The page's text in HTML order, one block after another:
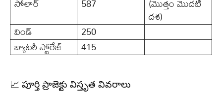
సోలార్
587 (మొత్తం మొదటి
దశ)
విండ్
250
బ్యాటరీ స్టోరేజ్
415
📈 పూర్తి ప్రాజెక్టు విస్తృత వివరాలు